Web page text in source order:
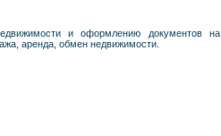
и оформлению документов на
аренда, обмен недвижимости.